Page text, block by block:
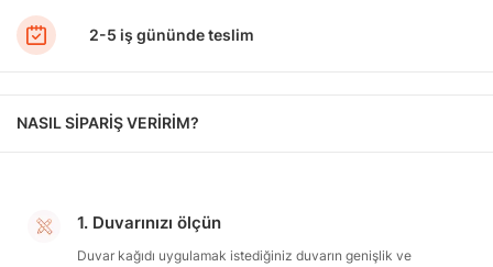
2-5 iş gününde teslim
NASIL SİPARİŞ VERİRİM?
1. Duvarınızı ölçün
Duvar kağıdı uygulamak istediğiniz duvarın genişlik ve